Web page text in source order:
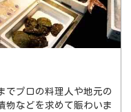
でプロの料理人や地元の
物などを求めて賑わいま